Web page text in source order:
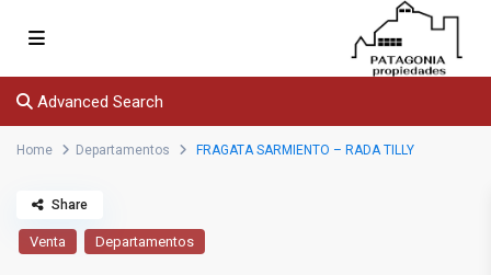
Advanced Search
Home Departamentos FRAGATA SARMIENTO – RADA TILLY
Venta Departamentos
Share